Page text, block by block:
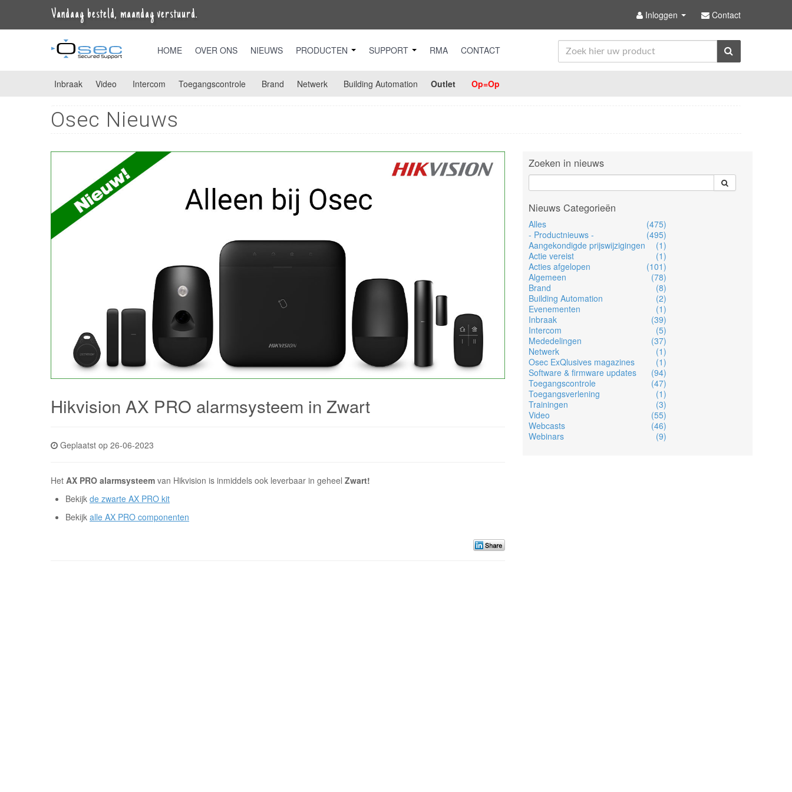
Vandaag besteld, maandag verstuurd. Inloggen Contact
HOME OVER ONS NIEUWS PRODUCTEN SUPPORT RMA CONTACT
Inbraak Video Intercom Toegangscontrole Brand Netwerk Building Automation Outlet Op=Op
Osec Nieuws
Hikvision AX PRO alarmsysteem in Zwart
Geplaatst op 26-06-2023
Het AX PRO alarmsysteem van Hikvision is inmiddels ook leverbaar in geheel Zwart!
Bekijk de zwarte AX PRO kit
Bekijk alle AX PRO componenten
Zoeken in nieuws
Nieuws Categorieën
Alles
(475)
- Productnieuws -
(495)
Aangekondigde prijswijzigingen
(1)
Actie vereist
(1)
Acties afgelopen
(101)
Algemeen
(78)
Brand
(8)
Building Automation
(2)
Evenementen
(1)
Inbraak
(39)
Intercom
(5)
Mededelingen
(37)
Netwerk
(1)
Osec ExQlusives magazines
(1)
Software & firmware updates
(94)
Toegangscontrole
(47)
Toegangsverlening
(1)
Trainingen
(3)
Video
(55)
Webcasts
(46)
Webinars
(9)